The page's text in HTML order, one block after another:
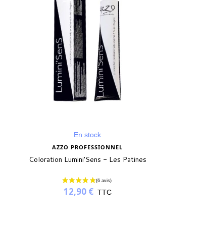
En stock
AZZO PROFESSIONNEL
Coloration Lumini'Sens - Les Patines
12,90 € TTC